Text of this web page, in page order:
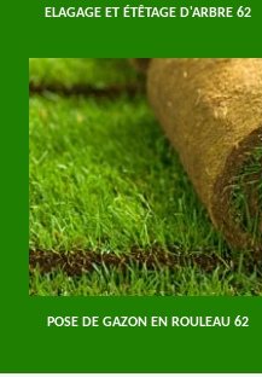
ELAGAGE ET ÉTÊTAGE D'ARBRE 62
POSE DE GAZON EN ROULEAU 62